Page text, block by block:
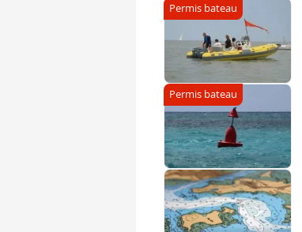
Permis bateau
Permis bateau